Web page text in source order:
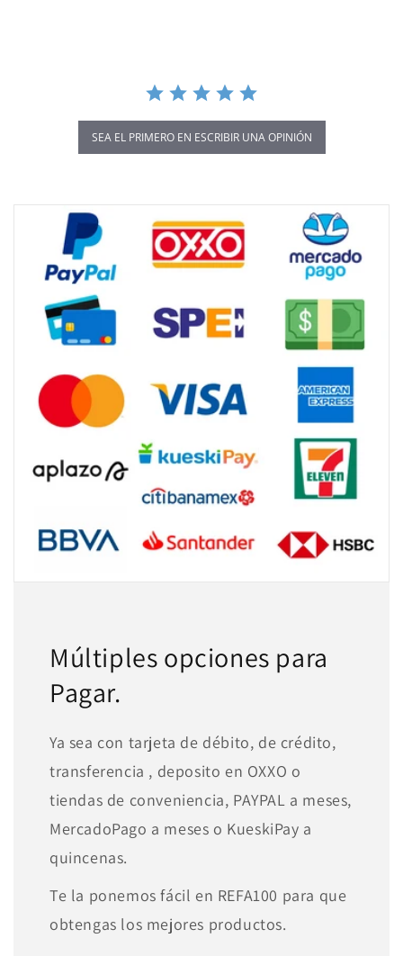
SEA EL PRIMERO EN ESCRIBIR UNA OPINIÓN
Múltiples opciones para
Pagar.
Ya sea con tarjeta de débito, de crédito,
transferencia , deposito en OXXO o
tiendas de conveniencia, PAYPAL a meses,
MercadoPago a meses o KueskiPay a
quincenas.
Te la ponemos fácil en REFA100 para que
obtengas los mejores productos.